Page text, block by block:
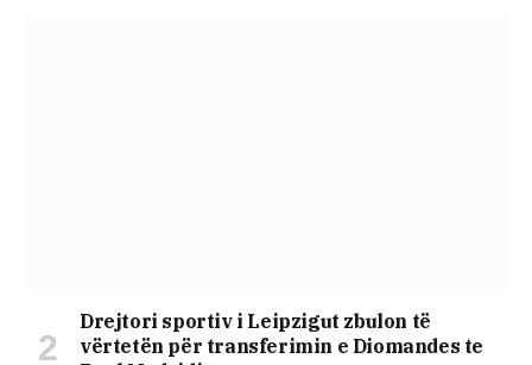
Drejtori sportiv i Leipzigut zbulon të
vërtetën për transferimin e Diomandes te